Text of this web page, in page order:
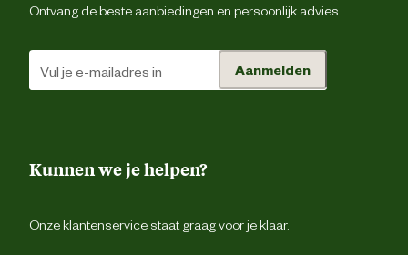
Ontvang de beste aanbiedingen en persoonlijk advies.
Aanmelden
Kunnen we je helpen?
Onze klantenservice staat graag voor je klaar.